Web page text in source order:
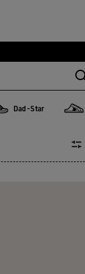
Dad-Star